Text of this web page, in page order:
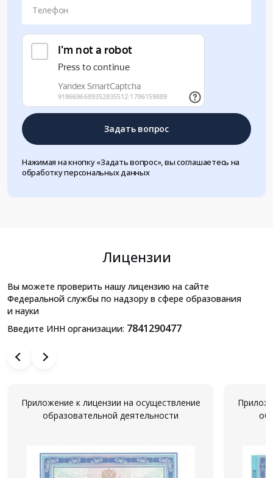
Телефон
Задать вопрос
Нажимая на кнопку «Задать вопрос», вы соглашаетесь на
обработку персональных данных
Лицензии
Вы можете проверить нашу лицензию на сайте
Федеральной службы по надзору в сфере образования
и науки
Введите ИНН организации: 7841290477
Приложение к лицензии на осуществление
образовательной деятельности